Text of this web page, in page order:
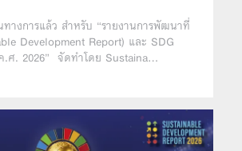
ทางการแล้ว สำหรับ “รายงานการพัฒนาที่
Development Report) และ SDG
.ศ. 2026” จัดทำโดย Sustaina…